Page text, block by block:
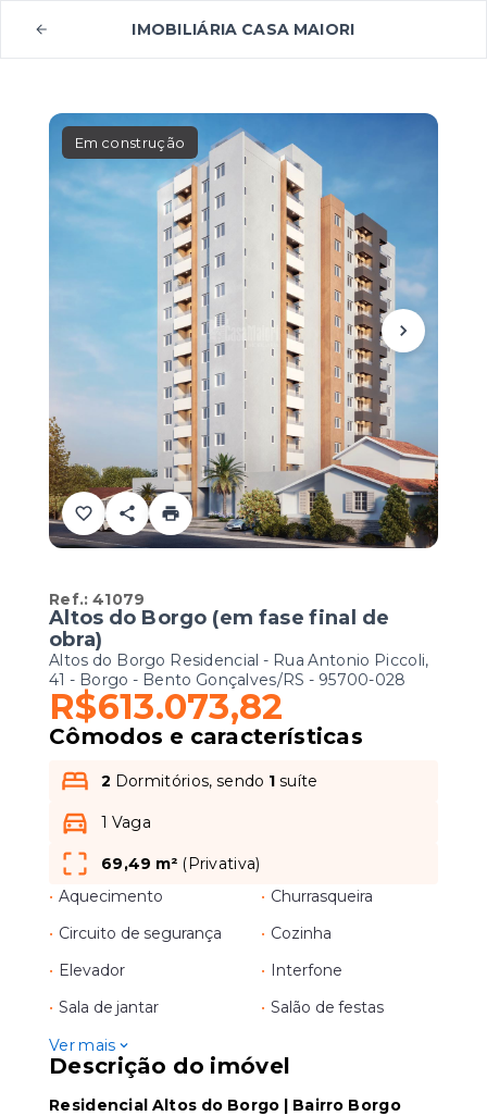
IMOBILIÁRIA CASA MAIORI
Em construção
Ref.:41079
Altos do Borgo (em fase final de
obra)
Altos do Borgo Residencial - Rua Antonio Piccoli,
41 - Borgo - Bento Gonçalves/RS - 95700-028
R$613.073,82
Cômodos e características
2 Dormitórios, sendo 1 suíte
1 Vaga
69,49 m² (Privativa)
• Aquecimento • Churrasqueira
• Circuito de segurança • Cozinha
• Elevador • Interfone
• Sala de jantar • Salão de festas
Ver mais
Descrição do imóvel
Residencial Altos do Borgo | Bairro Borgo